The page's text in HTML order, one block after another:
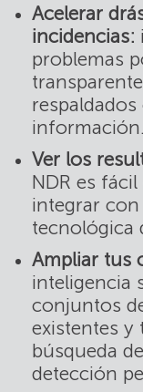
Acelerar
incidencias:
problemas
información.
Ver los
NDR es
integrar
tecnológica
Ampliar tus
inteligencia
conjuntos
existentes y
búsqueda
detección